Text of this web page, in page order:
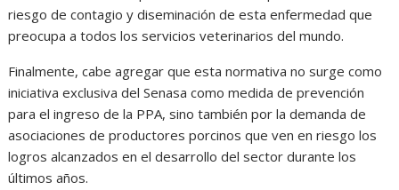
riesgo de contagio y diseminación de esta enfermedad que
preocupa a todos los servicios veterinarios del mundo.
Finalmente, cabe agregar que esta normativa no surge como
iniciativa exclusiva del Senasa como medida de prevención
para el ingreso de la PPA, sino también por la demanda de
asociaciones de productores porcinos que ven en riesgo los
logros alcanzados en el desarrollo del sector durante los
últimos años.